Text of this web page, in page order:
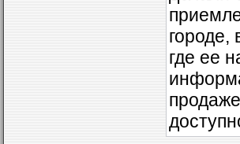
городе,
где ее